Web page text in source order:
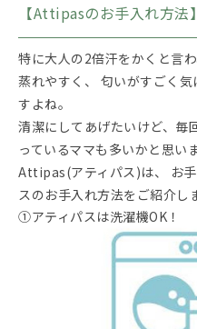
【Attipasのお手入れ方法】
特に大人の2倍汗をかくと言
蒸れやすく、 匂いがすごく
すよね。
清潔にしてあげたいけど、毎
っているママも多いかと思いま
Attipas(アティパス)は、 お
スのお手入れ方法をご紹介し
①アティパスは洗濯機OK！